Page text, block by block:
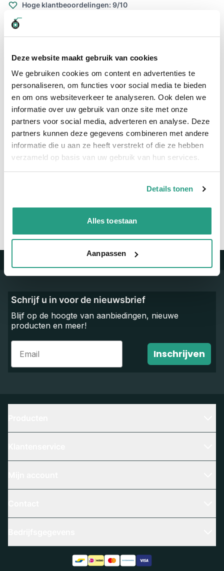
Deze website maakt gebruik van cookies
We gebruiken cookies om content en advertenties te
personaliseren, om functies voor social media te bieden
en om ons websiteverkeer te analyseren. Ook delen we
informatie over uw gebruik van onze site met onze
partners voor social media, adverteren en analyse. Deze
partners kunnen deze gegevens combineren met andere
informatie die u aan ze heeft verstrekt of die ze hebben
verzameld op basis van uw gebruik van hun services.
Details tonen
Alles toestaan
Aanpassen
Hoge klantbeoordelingen: 9/10
Meer informatie
Meer informatie
Maatvoering koppeling 1 1/4"
Materiaal Messing vernikkeld
Vragen? Neem dan nu contact op
Schrijf u in voor de nieuwsbrief
Blijf op de hoogte van aanbiedingen, nieuwe
producten en meer!
Email
Inschrijven